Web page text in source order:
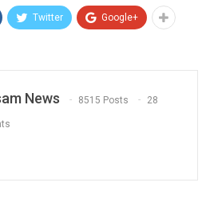
Twitter Google+
News 8515 Posts 28